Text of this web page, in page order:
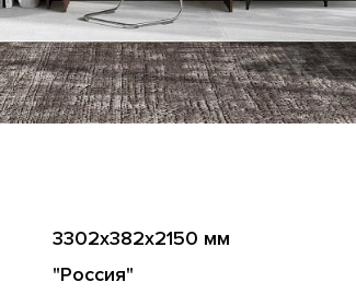
3302х382х2150 мм
"Россия"